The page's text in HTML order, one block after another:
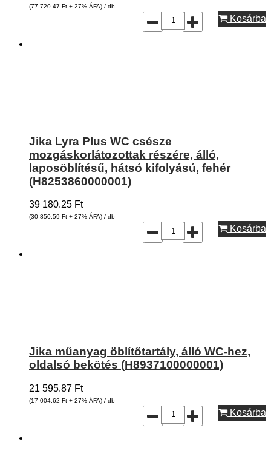
(77 720.47 Ft + 27% ÁFA) / db
Kosárba
Jika Lyra Plus WC csésze
mozgáskorlátozottak részére, álló,
laposöblítésű, hátsó kifolyású, fehér
(H8253860000001)
39 180.25 Ft
(30 850.59 Ft + 27% ÁFA) / db
Kosárba
Jika műanyag öblítőtartály, álló WC-hez,
oldalsó bekötés (H8937100000001)
21 595.87 Ft
(17 004.62 Ft + 27% ÁFA) / db
Kosárba